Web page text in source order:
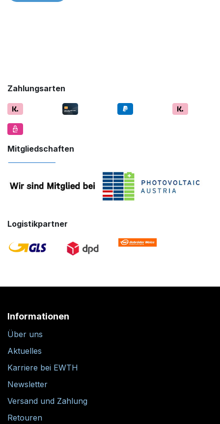
Zahlungsarten
Mitgliedschaften
Logistikpartner
Informationen
Über uns
Aktuelles
Karriere bei EWTH
Newsletter
Versand und Zahlung
Retouren